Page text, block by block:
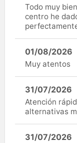
Todo muy
centro he
01/08/2026
Muy atentos
31/07/2026
Atención
alternativas
31/07/2026